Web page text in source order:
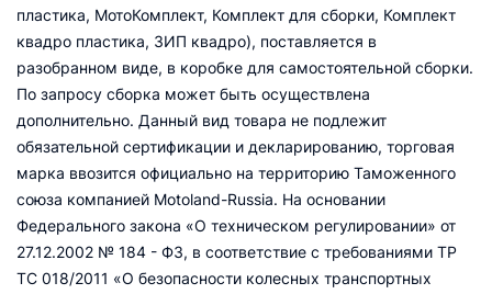
пластика, МотоКомплект, Комплект для сборки, Комплект
квадро пластика, ЗИП квадро), поставляется в
разобранном виде, в коробке для самостоятельной сборки.
По запросу сборка может быть осуществлена
дополнительно. Данный вид товара не подлежит
обязательной сертификации и декларированию, торговая
марка ввозится официально на территорию Таможенного
союза компанией Motoland-Russia. На основании
Федерального закона «О техническом регулировании» от
27.12.2002 № 184 - ФЗ, в соответствие с требованиями ТР
ТС 018/2011 «О безопасности колесных транспортных